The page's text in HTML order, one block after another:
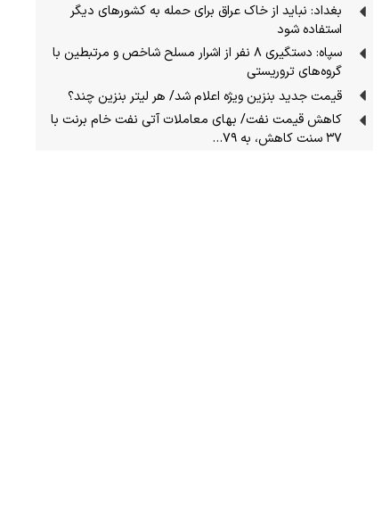
بغداد: نباید از خاک عراق برای حمله به کشورهای دیگر
استفاده شود
سپاه: دستگیری ۸ نفر از اشرار مسلح شاخص و مرتبطین با
گروه‌های تروریستی
قیمت جدید بنزین ویژه اعلام شد/ هر لیتر بنزین چند؟
کاهش قیمت نفت/ بهای معاملات آتی نفت خام برنت با
۳۷ سنت کاهش، به ۷۹…